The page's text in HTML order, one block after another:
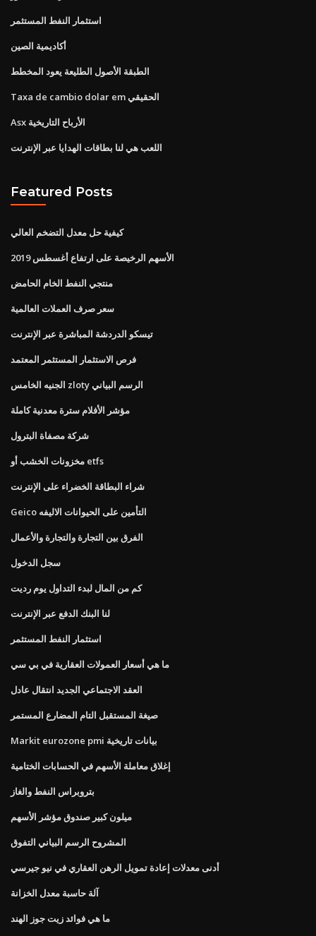
استثمار النفط المستثمر
أكاديمية الصين
الطبقة الأصول الطليعة يعود المخطط
Taxa de cambio dolar em الحقيقي
Asx الأرباح التاريخية
اللعب هي لنا بطاقات الهدايا عبر الإنترنت
Featured Posts
كيفية حل معدل التضخم العالي
الأسهم الرخيصة على ارتفاع أغسطس 2019
منتجي النفط الخام الحامض
سعر صرف العملات العالمية
تيسكو الدردشة المباشرة عبر الإنترنت
فرص الاستثمار المستثمر المعتمد
الجنيه الخامس zloty الرسم البياني
مؤشر الأفلام سترة معدنية كاملة
شركة مصفاة البترول
مخزونات الخشب أو etfs
شراء البطاقة الخضراء على الإنترنت
Geico التأمين على الحيوانات الاليفه
الفرق بين التجارة والتجارة والأعمال
سجل الدخول
كم من المال لبدء التداول يوم رديت
لنا البنك الدفع عبر الإنترنت
استثمار النفط المستثمر
ما هي أسعار العمولات العقارية في بي سي
العقد الاجتماعي الجديد انتقال عادل
صيغة المستقبل التام المضارع المستمر
Markit eurozone pmi بيانات تاريخية
إغلاق معاملة الأسهم في الحسابات الختامية
بتروبراس النفط والغاز
ميلون كبير صندوق مؤشر الأسهم
المشروح الرسم البياني التفوق
أدنى معدلات إعادة تمويل الرهن العقاري في نيو جيرسي
آلة حاسبة معدل الخزانة
ما هي فوائد زيت جوز الهند